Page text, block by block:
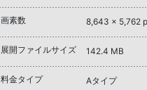
画素数 8,643 x 5,762
展開ファイルサイズ 142.4 MB
料金タイプ Aタイプ